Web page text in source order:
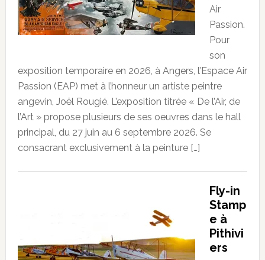
Air
Passion.
Pour
son
exposition temporaire en 2026, à Angers, l’Espace Air
Passion (EAP) met à l’honneur un artiste peintre
angevin, Joël Rougié. L’exposition titrée « De l’Air, de
l’Art » propose plusieurs de ses oeuvres dans le hall
principal, du 27 juin au 6 septembre 2026. Se
consacrant exclusivement à la peinture […]
Fly-in
Stamp
e à
Pithivi
ers